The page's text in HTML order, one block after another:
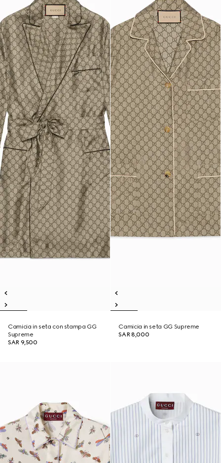
Camicia in seta con stampa GG
Supreme
SAR 9,500
Camicia in seta GG Supreme
SAR 8,000